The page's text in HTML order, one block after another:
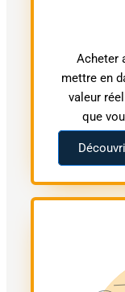
Acheter
mettre en
valeur
que